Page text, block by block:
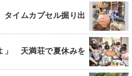
イムカプセル掘り出
」 天満荘で夏休みを